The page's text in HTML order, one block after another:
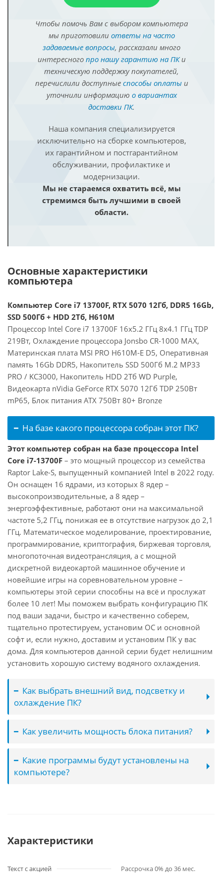
Чтобы помочь Вам с выбором компьютера
мы приготовили ответы на часто
задаваемые вопросы, рассказали много
интересного про нашу гарантию на ПКи
техническую поддержку покупателей,
перечислили доступные способы оплатыи
уточнили информацию о вариантах
доставки ПК.
Наша компания специализируется
исключительно на сборке компьютеров,
их гарантийном и постгарантийном
обслуживании, профилактике и
модернизации.
Мы не стараемся охватить всё, мы
стремимся быть лучшими в своей
области.
Основные характеристики
компьютера
Компьютер Core i7 13700F, RTX 5070 12Гб, DDR5 16Gb,
SSD 500Гб + HDD 2Тб, H610M
Процессор Intel Core i7 13700F 16x5.2 ГГц 8x4.1 ГГц TDP
219Вт, Охлаждение процессора Jonsbo CR-1000 MAX,
Материнская плата MSI PRO H610M-E D5, Оперативная
память 16Gb DDR5, Накопитель SSD 500Гб M.2 MP33
PRO / KC3000, Накопитель HDD 2Тб WD Purple,
Видеокарта nVidia GeForce RTX 5070 12Гб TDP 250Вт
mP65, Блок питания ATX 750Вт 80+ Bronze
На базе какого процессора собран этот ПК?
Этот компьютер собран на базе процессора Intel
Core i7-13700F – это мощный процессор из семейства
Raptor Lake-S, выпущенный компанией Intel в 2022 году.
Он оснащен 16 ядрами, из которых 8 ядер –
высокопроизводительные, а 8 ядер –
энергоэффективные, работают они на максимальной
частоте 5,2 ГГц, понижая ее в отсутствие нагрузок до 2,1
ГГц. Математическое моделирование, проектирование,
программирование, криптография, биржевая торговля,
многопоточная видеотрансляция, а с мощной
дискретной видеокартой машинное обучение и
новейшие игры на соревновательном уровне –
компьютеры этой серии способны на всё и прослужат
более 10 лет! Мы поможем выбрать конфигурацию ПК
под ваши задачи, быстро и качественно соберем,
тщательно протестируем, установим ОС и основной
софт и, если нужно, доставим и установим ПК у вас
дома. Для компьютеров данной серии будет нелишним
установить хорошую систему водяного охлаждения.
Как выбрать внешний вид, подсветку и
охлаждение ПК?
Как увеличить мощность блока питания?
Какие программы будут установлены на
компьютере?
Характеристики
Текст с акцией Рассрочка 0% до 36 мес.